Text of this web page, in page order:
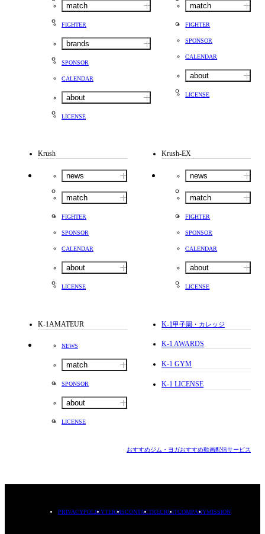
match
FIGHTER
brands
SPONSOR
CALENDAR
about
LICENSE
match
FIGHTER
SPONSOR
CALENDAR
about
LICENSE
Krush
news
match
FIGHTER
SPONSOR
CALENDAR
about
LICENSE
Krush-EX
news
match
FIGHTER
SPONSOR
CALENDAR
about
LICENSE
K-1AMATEUR
NEWS
match
SPONSOR
about
LICENSE
K-1甲子園・カレッジ
K-1 AWARDS
K-1 GYM
K-1 LICENSE
おすすめジム・ヨガおすすめ動画配信サービス
PRIVACYPOLICYTERMSCONTACTRECRUITCOMPANYMISSION